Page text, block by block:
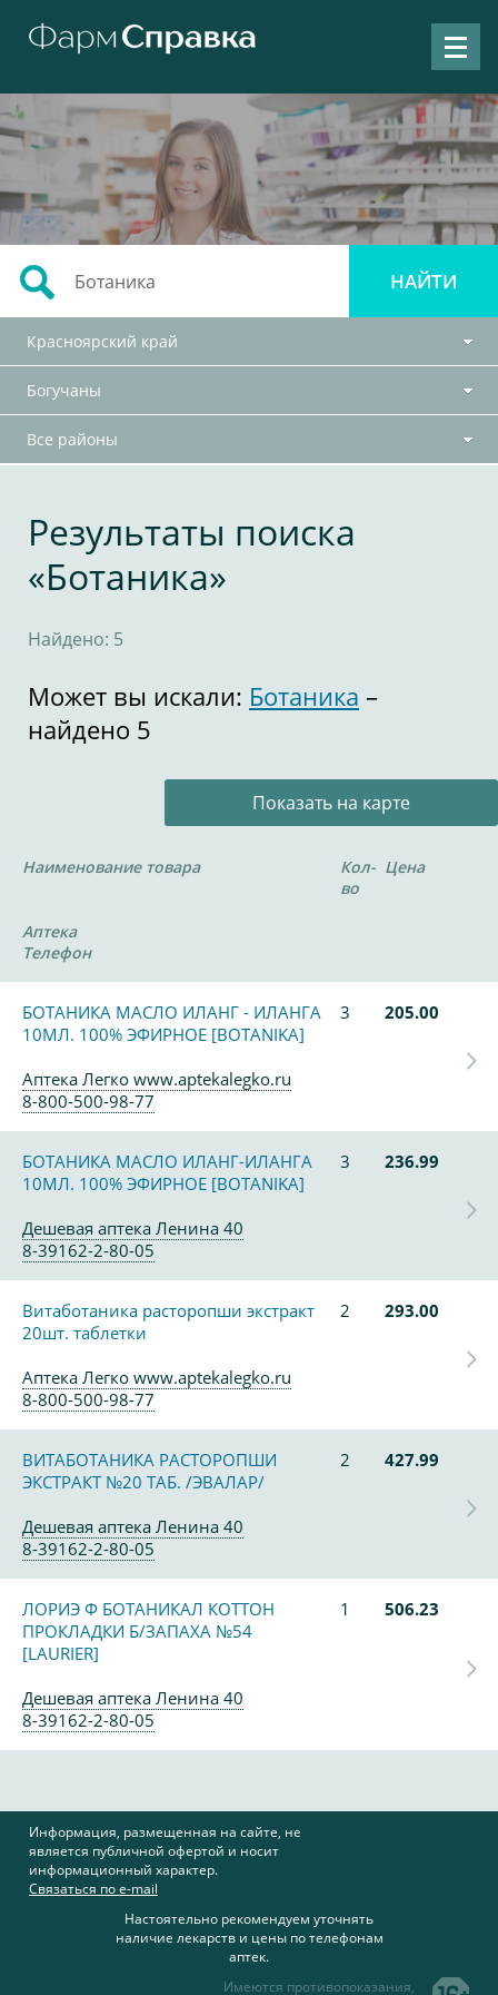
Красноярский край
Богучаны
Все районы
Результаты поиска
«Ботаника»
Найдено: 5
Может вы искали: Ботаника –
найдено 5
Показать на карте
Наименование товара
Кол-
во
Цена
Аптека
Телефон
БОТАНИКА МАСЛО ИЛАНГ - ИЛАНГА
10МЛ. 100% ЭФИРНОЕ [BOTANIKA]
3 205.00
Аптека Легко www.aptekalegko.ru
8-800-500-98-77
БОТАНИКА МАСЛО ИЛАНГ-ИЛАНГА
10МЛ. 100% ЭФИРНОЕ [BOTANIKA]
3 236.99
Дешевая аптека Ленина 40
8-39162-2-80-05
Витаботаника расторопши экстракт
20шт. таблетки
2 293.00
Аптека Легко www.aptekalegko.ru
8-800-500-98-77
ВИТАБОТАНИКА РАСТОРОПШИ
ЭКСТРАКТ №20 ТАБ. /ЭВАЛАР/
2 427.99
Дешевая аптека Ленина 40
8-39162-2-80-05
ЛОРИЭ Ф БОТАНИКАЛ КОТТОН
ПРОКЛАДКИ Б/ЗАПАХА №54
[LAURIER]
1 506.23
Дешевая аптека Ленина 40
8-39162-2-80-05
Информация, размещенная на сайте, не
является публичной офертой и носит
информационный характер.
Связаться по e-mail
Настоятельно рекомендуем уточнять
наличие лекарств и цены по телефонам
аптек.
Имеются противопоказания,